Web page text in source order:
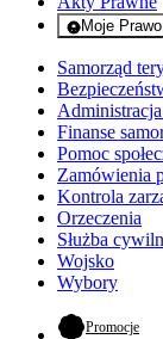
Moje
-
Samorząd
Finanse
Pomoc
Zamówienia
Kontrola
Orzeczenia
Służba
Wojsko
Wybory
Promocje-